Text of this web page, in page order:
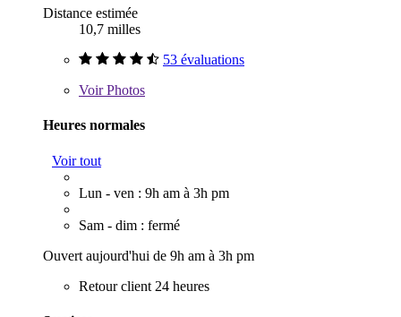
Distance estimée
10,7 milles
53 évaluations
VoirPhotos
Heures normales
Voir tout
Lun - ven : 9h am à 3h pm
Sam - dim : fermé
Ouvert aujourd'hui de 9h am à 3h pm
Retour client 24 heures